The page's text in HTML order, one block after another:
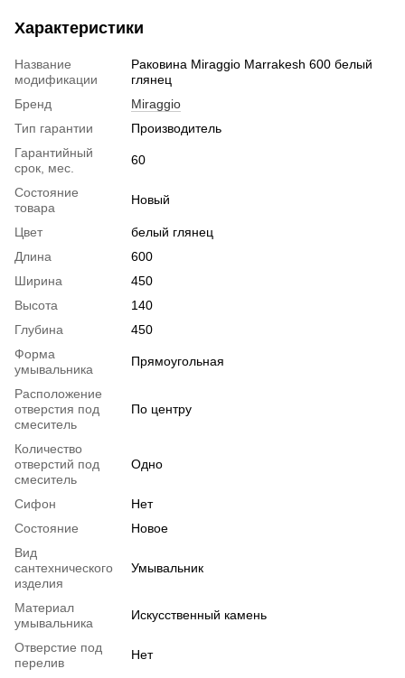
Характеристики
Название
модификации
Раковина Miraggio Marrakesh 600 белый
глянец
Бренд
Miraggio
Тип гарантии
Производитель
Гарантийный
срок, мес.
60
Состояние
товара
Новый
Цвет
белый глянец
Длина
600
Ширина
450
Высота
140
Глубина
450
Форма
умывальника
Прямоугольная
Расположение
отверстия под
смеситель
По центру
Количество
отверстий под
смеситель
Одно
Сифон
Нет
Состояние
Новое
Вид
сантехнического
изделия
Умывальник
Материал
умывальника
Искусственный камень
Отверстие под
перелив
Нет